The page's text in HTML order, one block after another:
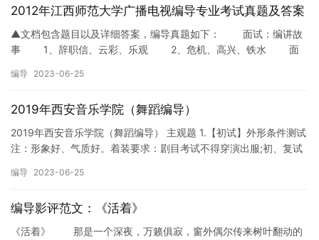
2012年江西师范大学广播电视编导专业考试真题及答案
▲文档包含题目以及详细答案，编导真题如下： 面试：编讲故
事 1、辞职信、云彩、乐观 2、危机、高兴、铁水 面
编导 2023-06-25
2019年西安音乐学院（舞蹈编导）
2019年西安音乐学院（舞蹈编导） 主观题 1.【初试】外形条件测试
注：形象好、气质好。着装要求：剧目考试不得穿演出服;初、复试
编导 2023-06-25
编导影评范文：《活着》
《活着》 那是一个深夜，万籁俱寂，窗外偶尔传来树叶翻动的